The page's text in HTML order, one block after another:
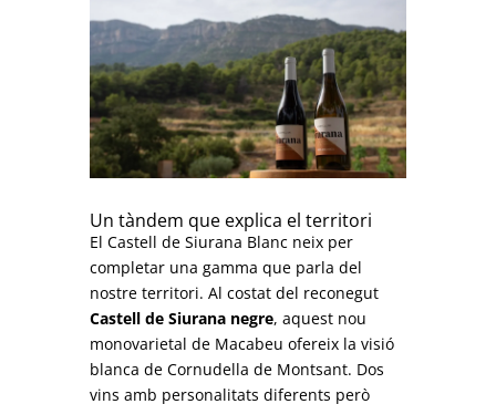
Un tàndem que explica el territori
El Castell de Siurana Blanc neix per
completar una gamma que parla del
nostre territori. Al costat del reconegut
Castell de Siurana negre, aquest nou
monovarietal de Macabeu ofereix la visió
blanca de Cornudella de Montsant. Dos
vins amb personalitats diferents però